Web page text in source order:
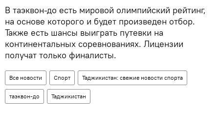
В таэквон-до есть мировой олимпийский рейтинг,
на основе которого и будет произведен отбор.
Также есть шансы выиграть путевки на
континентальных соревнованиях. Лицензии
получат только финалисты.
Все новости Спорт Таджикистан: свежие новости спорта
таэквон-до Таджикистан